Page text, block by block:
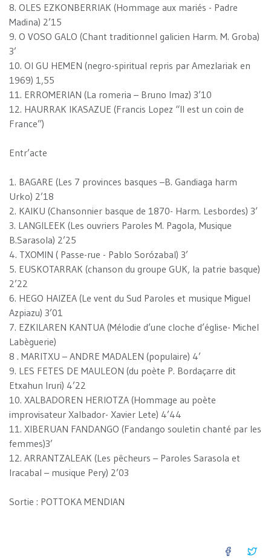
8. OLES EZKONBERRIAK (Hommage aux mariés - Padre
Madina) 2’15
9. O VOSO GALO (Chant traditionnel galicien Harm. M. Groba)
3’
10. OI GU HEMEN (negro-spiritual repris par Amezlariak en
1969) 1,55
11. ERROMERIAN (La romeria – Bruno Imaz) 3’10
12. HAURRAK IKASAZUE (Francis Lopez “Il est un coin de
France”)
Entr’acte
1. BAGARE (Les 7 provinces basques –B. Gandiaga harm
Urko) 2’18
2. KAIKU (Chansonnier basque de 1870- Harm. Lesbordes) 3’
3. LANGILEEK (Les ouvriers Paroles M. Pagola, Musique
B.Sarasola) 2’25
4. TXOMIN ( Passe-rue - Pablo Sorózabal) 3’
5. EUSKOTARRAK (chanson du groupe GUK, la patrie basque)
2’22
6. HEGO HAIZEA (Le vent du Sud Paroles et musique Miguel
Azpiazu) 3’01
7. EZKILAREN KANTUA (Mélodie d’une cloche d’église- Michel
Labèguerie)
8 . MARITXU – ANDRE MADALEN (populaire) 4’
9. LES FETES DE MAULEON (du poète P. Bordaçarre dit
Etxahun Iruri) 4’22
10. XALBADOREN HERIOTZA (Hommage au poète
improvisateur Xalbador- Xavier Lete) 4’44
11. XIBERUAN FANDANGO (Fandango souletin chanté par les
femmes)3’
12. ARRANTZALEAK (Les pêcheurs – Paroles Sarasola et
Iracabal – musique Pery) 2’03
Sortie : POTTOKA MENDIAN